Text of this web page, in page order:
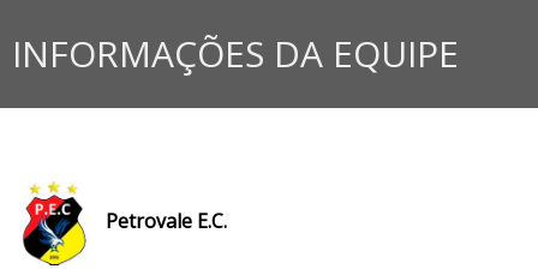
INFORMAÇÕES DA EQUIPE
Petrovale E.C.